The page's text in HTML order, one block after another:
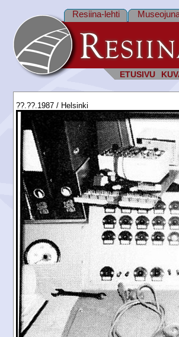
ETUSIVU
Resiina-lehti
??.??.1987 / Helsinki